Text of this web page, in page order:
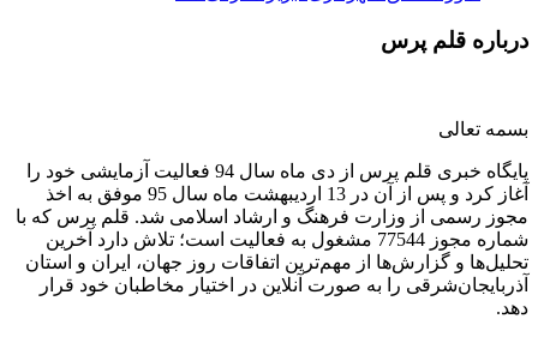
درباره قلم پرس
بسمه تعالی
پایگاه خبری قلم پرس از دی ماه سال 94 فعالیت آزمایشی خود را
آغاز کرد و پس از آن در 13 اردیبهشت ماه سال 95 موفق به اخذ
مجوز رسمی از وزارت فرهنگ و ارشاد اسلامی شد. قلم پرس که با
شماره مجوز 77544 مشغول به فعالیت است؛ تلاش دارد آخرین
تحلیل‌ها و گزارش‌ها از مهم‌ترین اتفاقات روز جهان، ایران و استان
آذربایجان‌شرقی را به صورت آنلاین در اختیار مخاطبان خود قرار
دهد.